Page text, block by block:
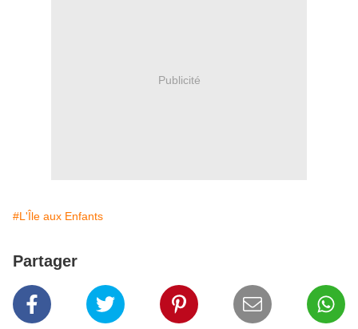
Publicité
#L'Île aux Enfants
Partager